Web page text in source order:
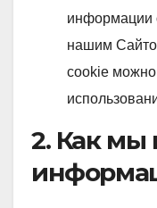
информации
нашим
cookie
2. Как мы